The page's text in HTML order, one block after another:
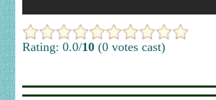
Rating: 0.0/10 (0 votes cast)